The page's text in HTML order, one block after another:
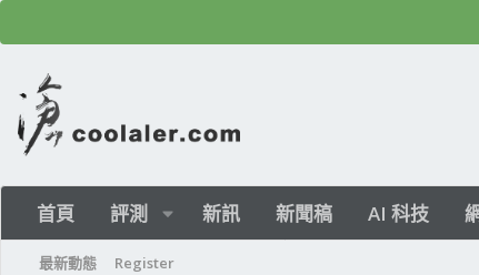
首頁 評測 新訊 新聞稿 AI 科技
最新動態 Register